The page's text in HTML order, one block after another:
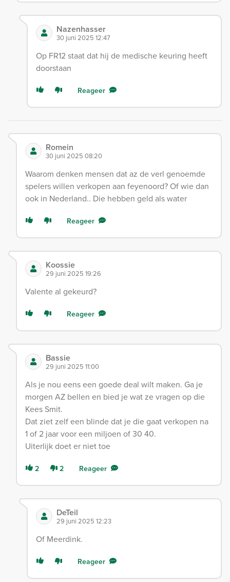
Nazenhasser
30 juni 2025 12:47
Op FR12 staat dat hij de medische keuring heeft
doorstaan
Reageer
Romein
30 juni 2025 08:20
Waarom denken mensen dat az de verl genoemde
spelers willen verkopen aan feyenoord? Of wie dan
ook in Nederland.. Die hebben geld als water
Reageer
Koossie
29 juni 2025 19:26
Valente al gekeurd?
Reageer
Bassie
29 juni 2025 11:00
Als je nou eens een goede deal wilt maken. Ga je
morgen AZ bellen en bied je wat ze vragen op die
Kees Smit.
Dat ziet zelf een blinde dat je die gaat verkopen na
1 of 2 jaar voor een miljoen of 30 40.
Uiterlijk doet er niet toe
2 2 Reageer
DeTeil
29 juni 2025 12:23
Of Meerdink.
Reageer